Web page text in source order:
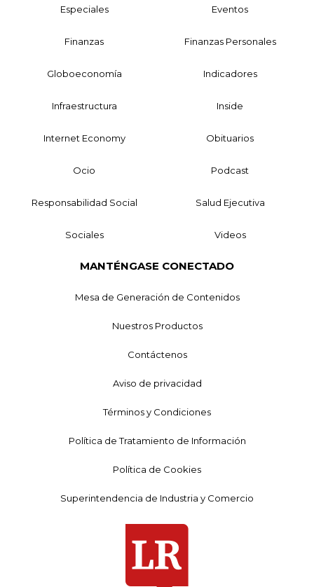
Especiales Eventos
Finanzas Finanzas Personales
Globoeconomía Indicadores
Infraestructura Inside
Internet Economy Obituarios
Ocio Podcast
Responsabilidad Social Salud Ejecutiva
Sociales Videos
MANTÉNGASE CONECTADO
Mesa de Generación de Contenidos
Nuestros Productos
Contáctenos
Aviso de privacidad
Términos y Condiciones
Política de Tratamiento de Información
Política de Cookies
Superintendencia de Industria y Comercio